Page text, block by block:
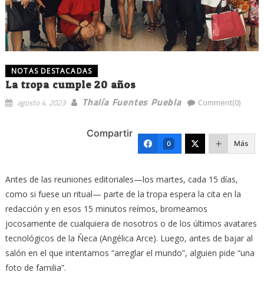
NOTAS DESTACADAS
La tropa cumple 20 años
agosto 4, 2023 Thalía Fuentes Puebla Comment(0)
Compartir
0 Más
Antes de las reuniones editoriales—los martes, cada 15 días,
como si fuese un ritual— parte de la tropa espera la cita en la
redacción y en esos 15 minutos reímos, bromeamos
jocosamente de cualquiera de nosotros o de los últimos avatares
tecnológicos de la Ñeca (Angélica Arce). Luego, antes de bajar al
salón en el que intentamos “arreglar el mundo”, alguien pide “una
foto de familia”.